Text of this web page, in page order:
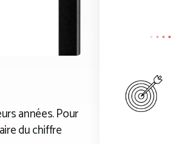
années. Pour
du chiffre